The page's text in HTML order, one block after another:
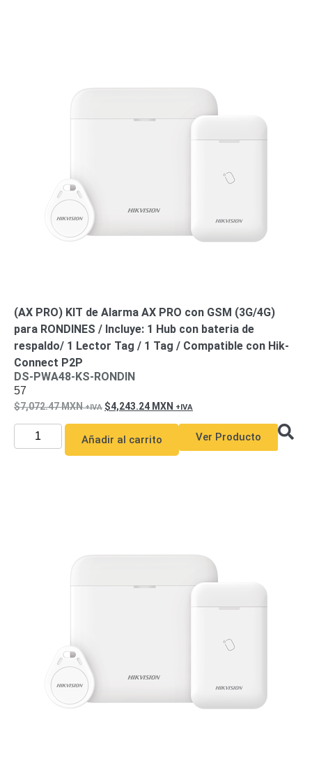
(AX PRO) KIT de Alarma AX PRO con GSM (3G/4G)
para RONDINES / Incluye: 1 Hub con bateria de
respaldo/ 1 Lector Tag / 1 Tag / Compatible con Hik-
Connect P2P
DS-PWA48-KS-RONDIN
57
7,072.47MXN 4,243.24 MXN
Añadir al carrito Ver Producto